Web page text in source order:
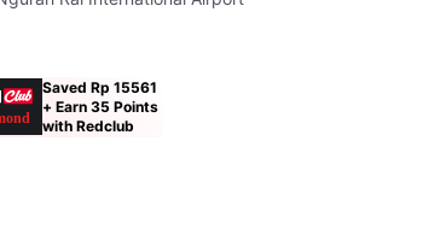
Saved Rp 15561
+ Earn 35 Points
with Redclub